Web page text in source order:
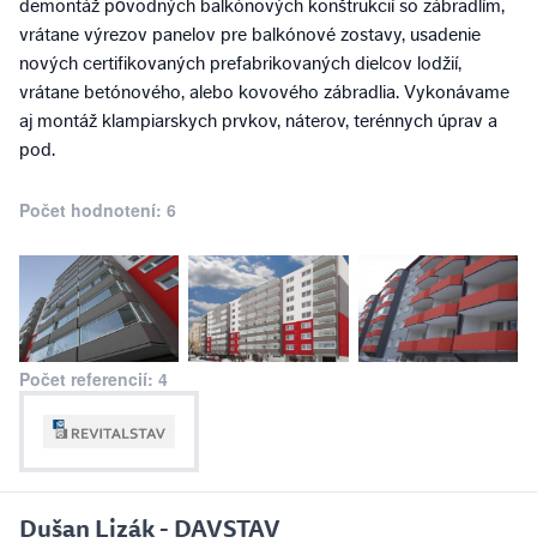
demontáž pôvodných balkónových konštrukcií so zábradlím,
vrátane výrezov panelov pre balkónové zostavy, usadenie
nových certifikovaných prefabrikovaných dielcov lodžií,
vrátane betónového, alebo kovového zábradlia. Vykonávame
aj montáž klampiarskych prvkov, náterov, terénnych úprav a
pod.
Počet hodnotení: 6
Počet referencií: 4
Dušan Lizák - DAVSTAV